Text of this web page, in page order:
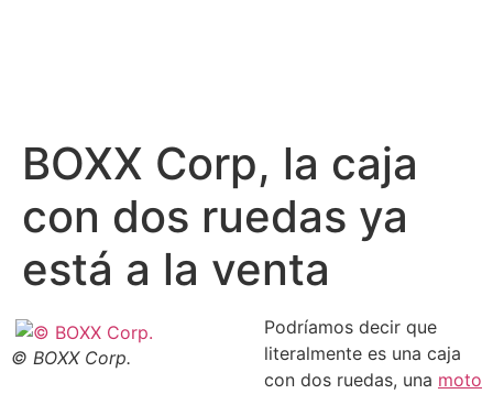
BOXX Corp, la caja
con dos ruedas ya
está a la venta
© BOXX Corp.
Podríamos decir que
literalmente es una caja
con dos ruedas, una moto